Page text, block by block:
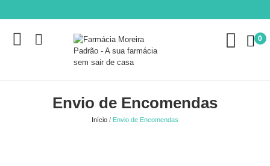
0
Envio de Encomendas
Início Envio de Encomendas